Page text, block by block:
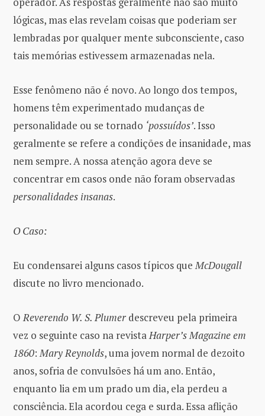
lógicas, mas elas revelam coisas que poderiam ser
lembradas por qualquer mente subconsciente, caso
tais memórias estivessem armazenadas nela.
Esse fenômeno não é novo. Ao longo dos tempos,
homens têm experimentado mudanças de
personalidade ou se tornado ‘possuídos’. Isso
geralmente se refere a condições de insanidade, mas
nem sempre. A nossa atenção agora deve se
concentrar em casos onde não foram observadas
personalidades insanas.
O Caso:
Eu condensarei alguns casos típicos queMcDougall
discute no livro mencionado.
OReverendo W. S. Plumer descreveu pela primeira
vez o seguinte caso na revistaHarper’s Magazine em
1860:Mary Reynolds, uma jovem normal de dezoito
anos, sofria de convulsões há um ano. Então,
enquanto lia em um prado um dia, ela perdeu a
consciência. Ela acordou cega e surda. Essa aflição